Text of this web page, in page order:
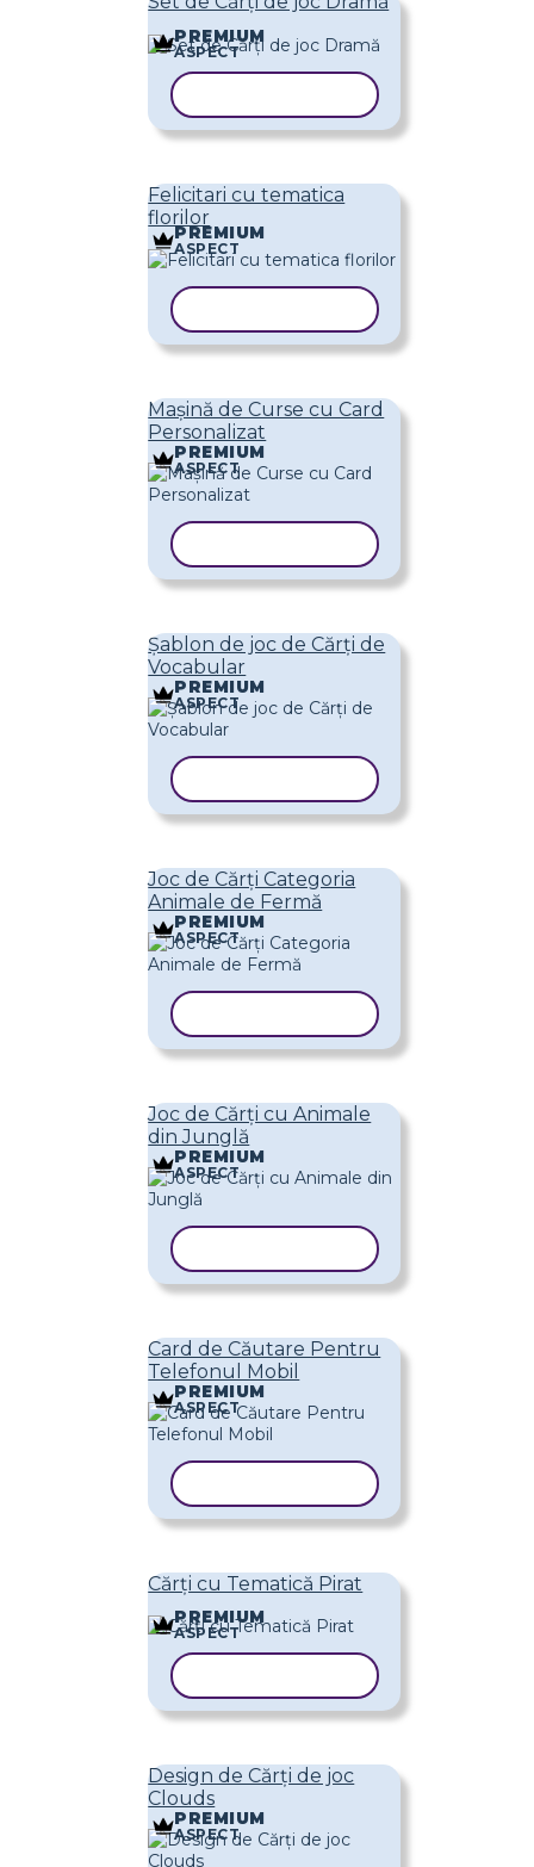
PREMIUM
ASPECT
Felicitari cu tematica
florilor
PREMIUM
ASPECT
Mașină de Curse cu Card
Personalizat
PREMIUM
ASPECT
Șablon de joc de Cărți de
Vocabular
PREMIUM
ASPECT
Joc de Cărți Categoria
Animale de Fermă
PREMIUM
ASPECT
Joc de Cărți cu Animale
din Junglă
PREMIUM
ASPECT
Card de Căutare Pentru
Telefonul Mobil
PREMIUM
ASPECT
Cărți cu Tematică Pirat
PREMIUM
ASPECT
Design de Cărți de joc
Clouds
PREMIUM
ASPECT